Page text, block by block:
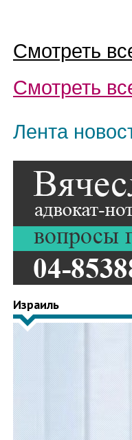
Смотреть
Смотреть
Лента
Израиль